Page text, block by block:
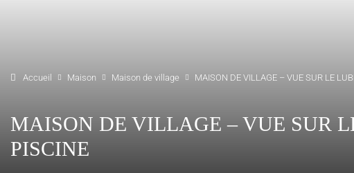
Accueil Maison Maison de village MAISON DE VILLAGE – VUE SUR LE
MAISON DE VILLAGE – VUE SUR
PISCINE